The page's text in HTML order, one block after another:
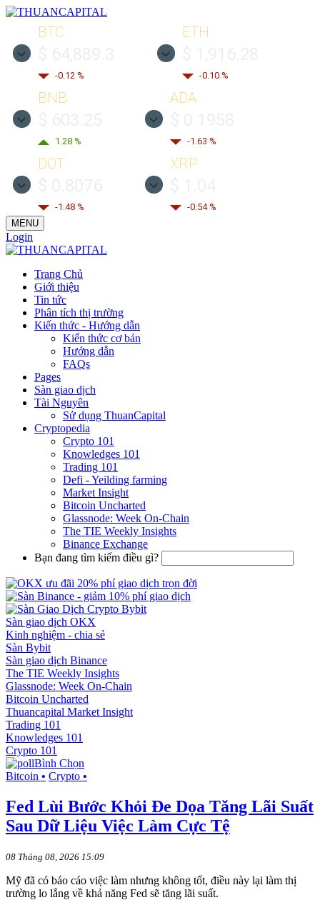
BTC
-0.12 %
ETH
-0.10 %
BNB
1.28 %
ADA
-1.63 %
DOT
-1.48 %
XRP
-0.54 %
MENU
Login
Trang Chủ
Giới thiệu
Tin tức
Phân tích thị trường
Kiến thức - Hướng dẫn
Kiến thức cơ bản
Hướng dẫn
FAQs
Pages
Sàn giao dịch
Tài Nguyên
Sử dụng ThuanCapital
Cryptopedia
Crypto 101
Knowledges 101
Trading 101
Defi - Yeilding farming
Market Insight
Bitcoin Uncharted
Glassnode: Week On-Chain
The TIE Weekly Insights
Binance Exchange
Bạn đang tìm kiếm điều gì?
Sàn giao dịch OKX
Kinh nghiệm - chia sẻ
Sàn Bybit
Sàn giao dịch Binance
The TIE Weekly Insights
Glassnode: Week On-Chain
Bitcoin Uncharted
Thuancapital Market Insight
Trading 101
Knowledges 101
Crypto 101
Bình Chọn
Bitcoin • Crypto •
Fed Lùi Bước Khỏi Đe Dọa Tăng Lãi Suất
Sau Dữ Liệu Việc Làm Cực Tệ
08 Tháng 08, 2026 15:09
Mỹ đã có báo cáo việc làm nhưng không tốt, điều này lại làm thị
trường lo lắng về khả năng Fed sẽ tăng lãi suất.